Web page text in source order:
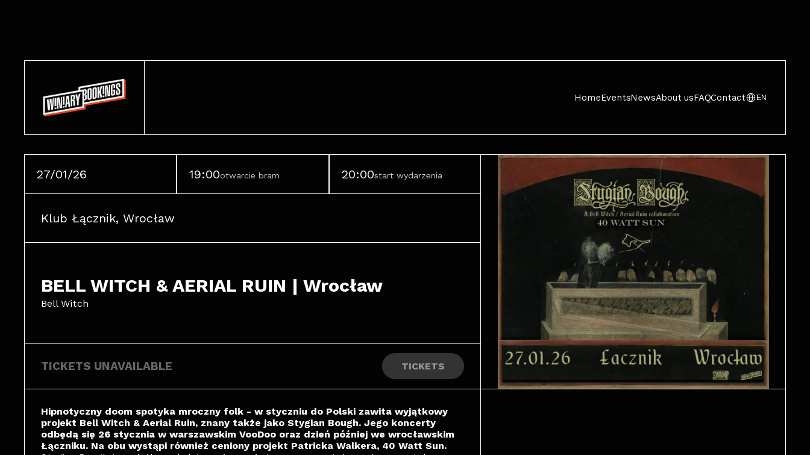
HomeEventsNewsAbout usFAQContact EN
27/01/26 19:00otwarcie bram 20:00start wydarzenia
Klub Łącznik, Wrocław
BELL WITCH & AERIAL RUIN | Wrocław
Bell Witch
TICKETS UNAVAILABLE TICKETS
Hipnotyczny doom spotyka mroczny folk - w styczniu do Polski zawita wyjątkowy
projekt Bell Witch & Aerial Ruin, znany także jako Stygian Bough. Jego koncerty
odbędą się 26 stycznia w warszawskim VooDoo oraz dzień później we wrocławskim
Łączniku. Na obu wystąpi również ceniony projekt Patricka Walkera, 40 Watt Sun.